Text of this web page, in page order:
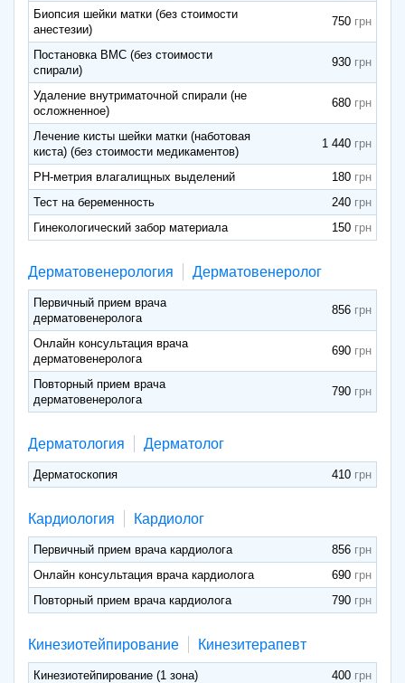
Биопсия шейки матки (без стоимости
анестезии)
750
Постановка ВМС (без стоимости
спирали)
930
Удаление внутриматочной спирали (не
осложненное)
680
Лечение кисты шейки матки (наботовая
киста) (без стоимости медикаментов)
1 440
PH-метрия влагалищных выделений
180
Тест на беременность
240
Гинекологический забор материала
150
Дерматовенерология Дерматовенеролог
Первичный прием врача
дерматовенеролога
856
Онлайн консультация врача
дерматовенеролога
690
Повторный прием врача
дерматовенеролога
790
Дерматология Дерматолог
Дерматоскопия 410
Кардиология Кардиолог
Первичный прием врача кардиолога
856
Онлайн консультация врача кардиолога
690
Повторный прием врача кардиолога
790
Кинезиотейпирование Кинезитерапевт
Кинезиотейпирование (1 зона) 400